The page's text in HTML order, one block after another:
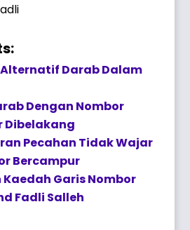
Darab Dalam
Dengan Nombor
Dibelakang
Pecahan Tidak Wajar
Bercampur
Garis Nombor
Fadli Salleh